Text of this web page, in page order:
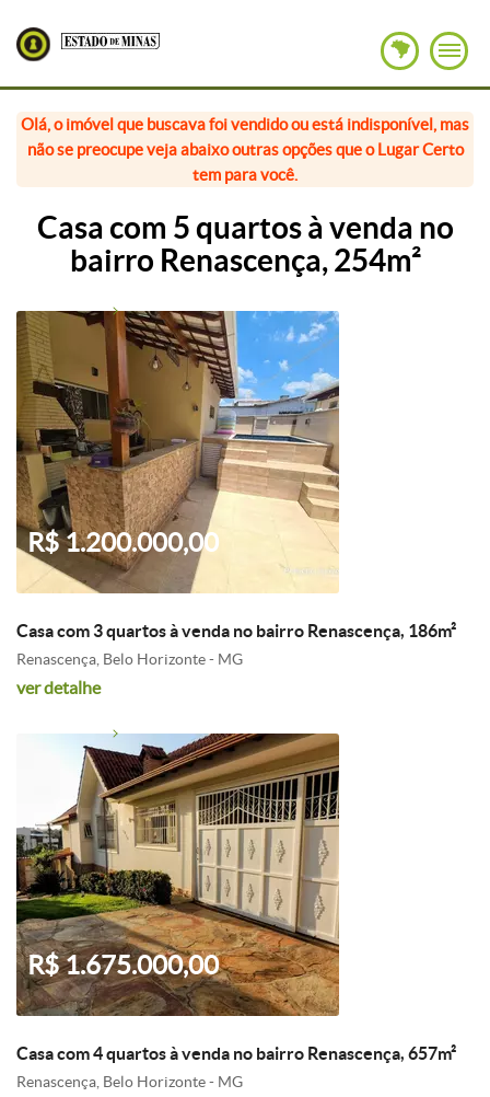
Olá, o imóvel que buscava foi vendido ou está indisponível, mas
não se preocupe veja abaixo outras opções que o Lugar Certo
tem para você.
Casa com 5 quartos à venda no
bairro Renascença, 254m²
R$ 1.200.000,00
Casa com 3 quartos à venda no bairro Renascença, 186m²
Renascença, Belo Horizonte - MG
ver detalhe
R$ 1.675.000,00
Casa com 4 quartos à venda no bairro Renascença, 657m²
Renascença, Belo Horizonte - MG